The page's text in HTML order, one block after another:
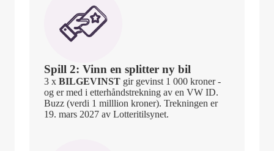
Spill 2: Vinn en splitter ny bil
3 x BILGEVINST gir gevinst 1 000 kroner -
og er med i etterhåndstrekning av en VW ID.
Buzz (verdi 1 milllion kroner). Trekningen er
19. mars 2027 av Lotteritilsynet.